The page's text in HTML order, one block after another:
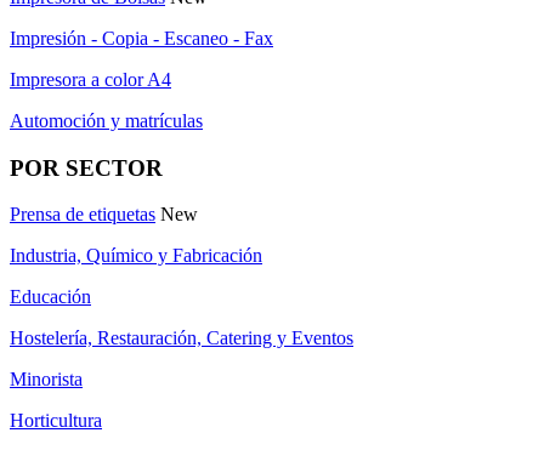
Impresión - Copia - Escaneo - Fax
Impresora a color A4
Automoción y matrículas
POR SECTOR
Prensa de etiquetas New
Industria, Químico y Fabricación
Educación
Hostelería, Restauración, Catering y Eventos
Minorista
Horticultura